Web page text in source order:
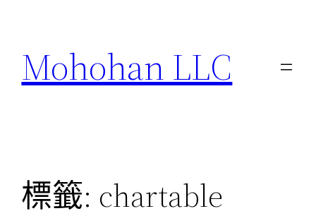
Mohohan LLC
標籤: chartable